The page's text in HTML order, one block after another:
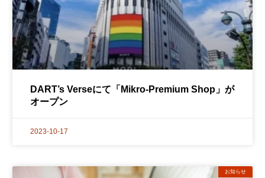
DART’s Verseにて「Mikro-Premium Shop」が
オープン
2023-10-17
お知らせ